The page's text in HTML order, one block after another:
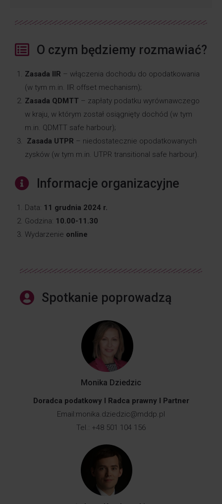
O czym będziemy rozmawiać?
Zasada IIR – włączenia dochodu do opodatkowania
(w tym m.in. IIR offset mechanism);
Zasada QDMTT – zapłaty podatku wyrównawczego
w kraju, w którym został osiągnięty dochód (w tym
m.in. QDMTT safe harbour);
Zasada UTPR – niedostatecznie opodatkowanych
zysków (w tym m.in. UTPR transitional safe harbour).
Informacje organizacyjne
Data: 11 grudnia 2024 r.
Godzina: 10.00-11.30
Wydarzenie online
Spotkanie poprowadzą
Monika Dziedzic
Doradca podatkowy I Radca prawny I Partner
Email:monika.dziedzic@mddp.pl
Tel.: +48 501 104 156